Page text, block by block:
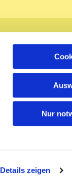
Details zeigen
Nur